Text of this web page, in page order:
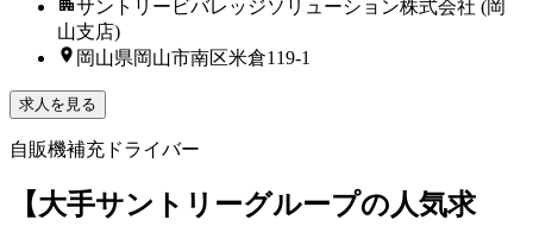
サントリービバレッジソリューション株式会社 (岡
山支店)
岡山県岡山市南区米倉119-1
求人を見る
自販機補充ドライバー
【大手サントリーグループの人気求